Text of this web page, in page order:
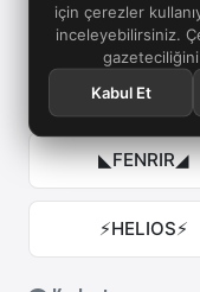
için çerezler
inceleyebilirsiniz.
gazeteciliğini
Kabul Et
⚔ARES⚔
【ATLAS】
◣FENRIR◢
⚡HELIOS⚡